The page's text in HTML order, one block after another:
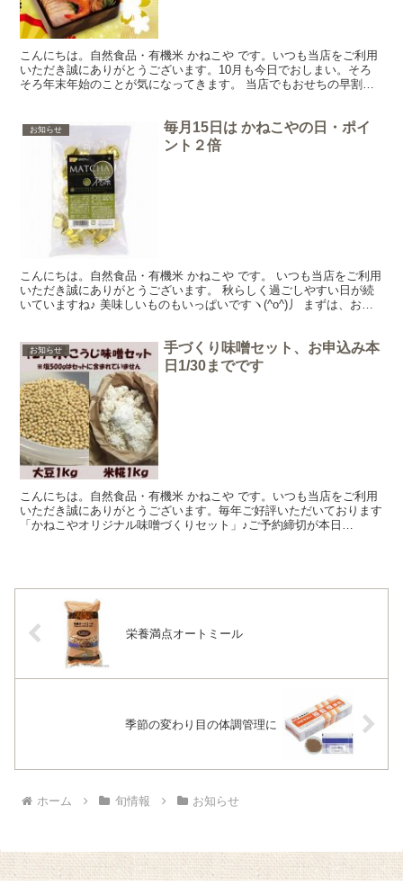
こんにちは。自然食品・有機米 かねこや です。いつも当店をご利用
いただき誠にありがとうございます。10月も今日でおしまい。そろ
そろ年末年始のことが気になってきます。 当店でもおせちの早割が
お知らせ
毎月15日は かねこやの日・ポイ
ント２倍
こんにちは。自然食品・有機米 かねこや です。 いつも当店をご利用
いただき誠にありがとうございます。 秋らしく過ごしやすい日が続
いていますね♪ 美味しいものもいっぱいですヽ(^o^)丿 まずは、お知
お知らせ
手づくり味噌セット、お申込み本
日1/30までです
こんにちは。自然食品・有機米 かねこや です。いつも当店をご利用
いただき誠にありがとうございます。毎年ご好評いただいております
「かねこやオリジナル味噌づくりセット」♪ご予約締切が本日
栄養満点オートミール
季節の変わり目の体調管理に
ホーム 旬情報 お知らせ